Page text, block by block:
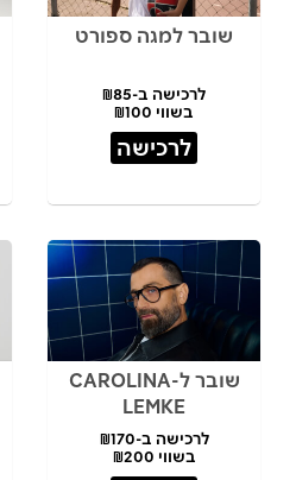
שובר למגה ספורט
לרכישה ב-₪85
בשווי ₪100
לרכישה
שובר ל-CAROLINA
LEMKE
לרכישה ב-₪170
בשווי ₪200